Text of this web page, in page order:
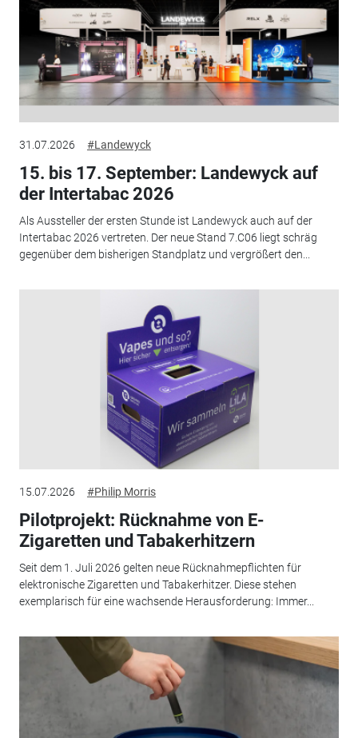
31.07.2026 #Landewyck
15. bis 17. September: Landewyck auf
der Intertabac 2026
Als Aussteller der ersten Stunde ist Landewyck auch auf der
Intertabac 2026 vertreten. Der neue Stand 7.C06 liegt schräg
gegenüber dem bisherigen Standplatz und vergrößert den...
15.07.2026 #Philip Morris
Pilotprojekt: Rücknahme von E-
Zigaretten und Tabakerhitzern
Seit dem 1. Juli 2026 gelten neue Rücknahmepflichten für
elektronische Zigaretten und Tabakerhitzer. Diese stehen
exemplarisch für eine wachsende Herausforderung: Immer...